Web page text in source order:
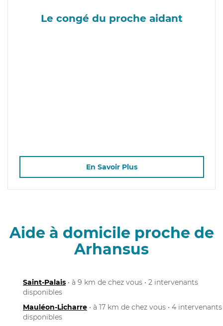
Le congé du proche aidant
En Savoir Plus
Aide à domicile proche de
Arhansus
Saint-Palais • à 9 km de chez vous • 2 intervenants
disponibles
Mauléon-Licharre • à 17 km de chez vous • 4 intervenants
disponibles